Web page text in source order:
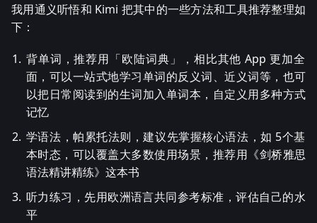
我用通义听悟和 Kimi 把其中的一些方法和工具推荐整理如
下：
背单词，推荐用「欧陆词典」，相比其他 App 更加全
面，可以一站式地学习单词的反义词、近义词等，也可
以把日常阅读到的生词加入单词本，自定义用多种方式
记忆
学语法，帕累托法则，建议先掌握核心语法，如 5个基
本时态，可以覆盖大多数使用场景，推荐用《剑桥雅思
语法精讲精练》这本书
听力练习，先用欧洲语言共同参考标准，评估自己的水
平